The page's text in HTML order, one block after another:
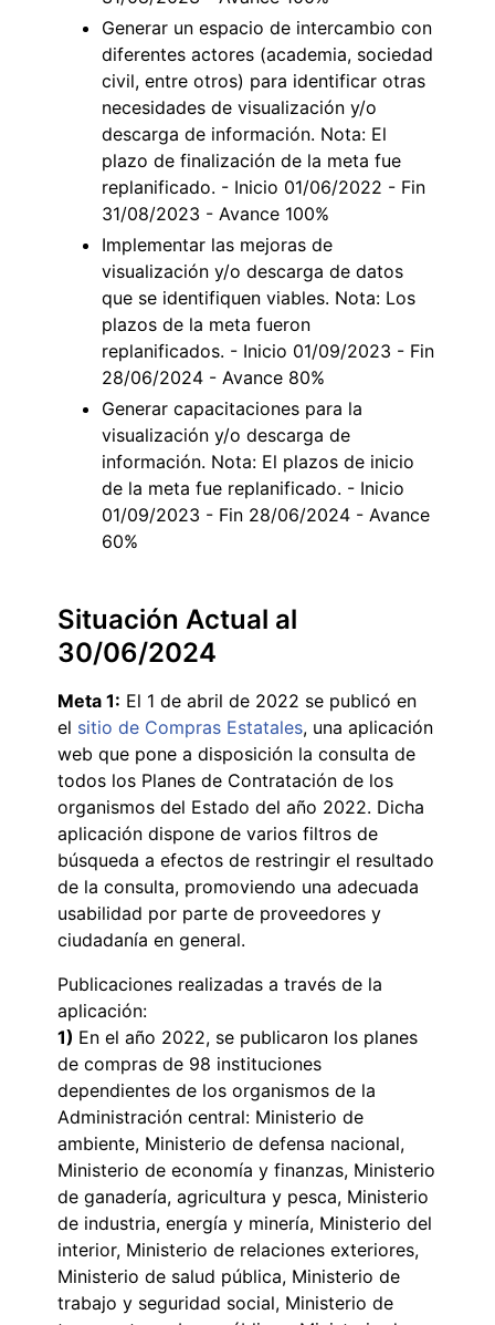
Generar un espacio de intercambio con
diferentes actores (academia, sociedad
civil, entre otros) para identificar otras
necesidades de visualización y/o
descarga de información. Nota: El
plazo de finalización de la meta fue
replanificado. - Inicio 01/06/2022 - Fin
31/08/2023 - Avance 100%
Implementar las mejoras de
visualización y/o descarga de datos
que se identifiquen viables. Nota: Los
plazos de la meta fueron
replanificados. - Inicio 01/09/2023 - Fin
28/06/2024 - Avance 80%
Generar capacitaciones para la
visualización y/o descarga de
información. Nota: El plazos de inicio
de la meta fue replanificado. - Inicio
01/09/2023 - Fin 28/06/2024 - Avance
60%
Situación Actual al
30/06/2024
Meta 1: El 1 de abril de 2022 se publicó en
el sitio de Compras Estatales, una aplicación
web que pone a disposición la consulta de
todos los Planes de Contratación de los
organismos del Estado del año 2022. Dicha
aplicación dispone de varios filtros de
búsqueda a efectos de restringir el resultado
de la consulta, promoviendo una adecuada
usabilidad por parte de proveedores y
ciudadanía en general.
Publicaciones realizadas a través de la
aplicación:
1) En el año 2022, se publicaron los planes
de compras de 98 instituciones
dependientes de los organismos de la
Administración central: Ministerio de
ambiente, Ministerio de defensa nacional,
Ministerio de economía y finanzas, Ministerio
de ganadería, agricultura y pesca, Ministerio
de industria, energía y minería, Ministerio del
interior, Ministerio de relaciones exteriores,
Ministerio de salud pública, Ministerio de
trabajo y seguridad social, Ministerio de